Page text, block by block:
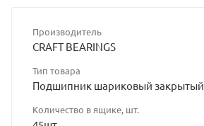
Производитель
CRAFT BEARINGS
Тип товара
Подшипник шариковый закрытый
Количество в ящике, шт.